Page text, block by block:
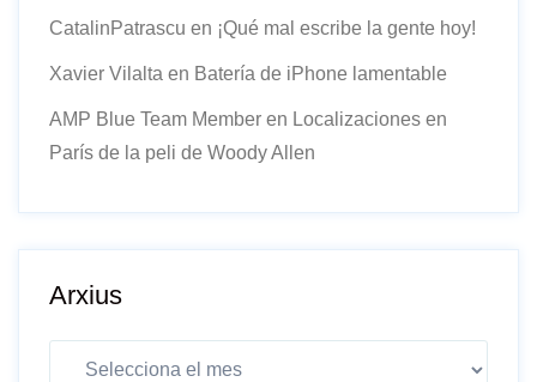
CatalinPatrascu en ¡Qué mal escribe la gente hoy!
Xavier Vilalta en Batería de iPhone lamentable
AMP Blue Team Member en Localizaciones en
París de la peli de Woody Allen
Arxius